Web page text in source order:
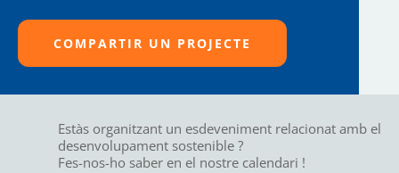
COMPARTIR UN PROJECTE
Estàs organitzant un esdeveniment relacionat amb el
desenvolupament sostenible ?
Fes-nos-ho saber en el nostre calendari !